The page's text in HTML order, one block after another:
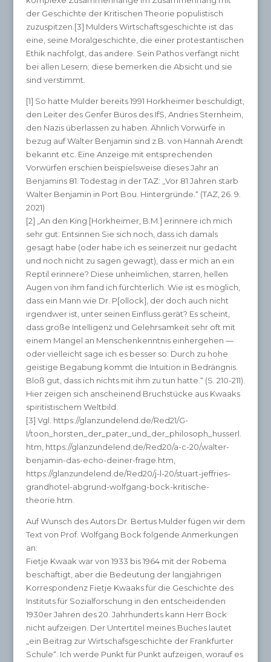
der Geschichte der Kritischen Theorie populistisch
zuzuspitzen.[3] Mulders Wirtschaftsgeschichte ist das
eine, seine Moralgeschichte, die einer protestantischen
Ethik nachfolgt, das andere. Sein Pathos verfängt nicht
bei allen Lesern; diese bemerken die Absicht und sie
sind verstimmt.
[1] So hatte Mulder bereits 1991 Horkheimer beschuldigt,
den Leiter des Genfer Büros des IfS, Andries Sternheim,
den Nazis überlassen zu haben. Ähnlich Vorwürfe in
bezug auf Walter Benjamin sind z.B. von Hannah Arendt
bekannt etc. Eine Anzeige mit entsprechenden
Vorwürfen erschien beispielsweise dieses Jahr an
Benjamins 81. Todestag in der TAZ: „Vor 81 Jahren starb
Walter Benjamin in Port Bou. Hintergründe.“ (TAZ, 26. 9.
2021)
[2] „An den King [Horkheimer, B.M.] erinnere ich mich
sehr gut: Entsinnen Sie sich noch, dass ich damals
gesagt habe (oder habe ich es seinerzeit nur gedacht
und noch nicht zu sagen gewagt), dass er mich an ein
Reptil erinnere? Diese unheimlichen, starren, hellen
Augen von ihm fand ich fürchterlich. Wie ist es möglich,
dass ein Mann wie Dr. P[ollock], der doch auch nicht
irgendwer ist, unter seinen Einfluss gerät? Es scheint,
dass große Intelligenz und Gelehrsamkeit sehr oft mit
einem Mangel an Menschenkenntnis einhergehen —
oder vielleicht sage ich es besser so: Durch zu hohe
geistige Begabung kommt die Intuition in Bedrängnis.
Bloß gut, dass ich nichts mit ihm zu tun hatte.“ (S. 210-211).
Hier zeigen sich anscheinend Bruchstücke aus Kwaaks
spiritistischem Weltbild.
[3] Vgl. https://glanzundelend.de/Red21/G-
I/toon_horsten_der_pater_und_der_philosoph_husserl.
htm, https://glanzundelend.de/Red20/a-c-20/walter-
benjamin-das-echo-deiner-frage.htm,
https://glanzundelend.de/Red20/j-l-20/stuart-jeffries-
grandhotel-abgrund-wolfgang-bock-kritische-
theorie.htm.
Auf Wunsch des Autors Dr. Bertus Mulder fügen wir dem
Text von Prof. Wolfgang Bock folgende Anmerkungen
an:
Fietje Kwaak war von 1933 bis 1964 mit der Robema
beschäftigt, aber die Bedeutung der langjährigen
Korrespondenz Fietje Kwaaks für die Geschichte des
Instituts für Sozialforschung in den entscheidenden
1930er Jahren des 20. Jahrhunderts kann Herr Bock
nicht aufzeigen. Der Untertitel meines Buches lautet
„ein Beitrag zur Wirtschafsgeschichte der Frankfurter
Schule“. Ich werde Punkt für Punkt aufzeigen, worauf es